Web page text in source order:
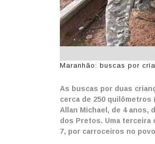
Maranhão: buscas por
As buscas por duas
cerca de 250 quilômetros
Allan Michael, de 4 anos,
dos Pretos. Uma terceira
7, por carroceiros no